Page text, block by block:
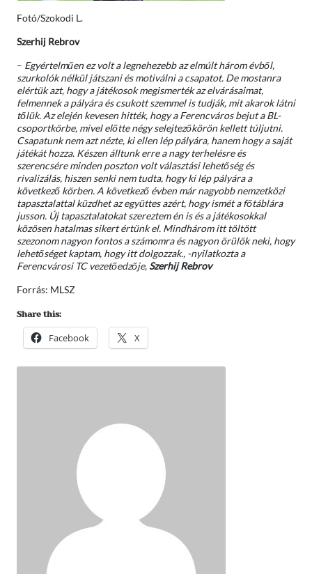
Fotó/Szokodi L.
Szerhij Rebrov
– Egyértelműen ez volt a legnehezebb az elmúlt három évből,
szurkolók nélkül játszani és motiválni a csapatot. De mostanra
elértük azt, hogy a játékosok megismerték az elvárásaimat,
felmennek a pályára és csukott szemmel is tudják, mit akarok látni
tőlük. Az elején kevesen hitték, hogy a Ferencváros bejut a BL-
csoportkörbe, mivel előtte négy selejtezőkörön kellett túljutni.
Csapatunk nem azt nézte, ki ellen lép pályára, hanem hogy a saját
játékát hozza. Készen álltunk erre a nagy terhelésre és
szerencsére minden poszton volt választási lehetőség és
rivalizálás, hiszen senki nem tudta, hogy ki lép pályára a
következő körben. A következő évben már nagyobb nemzetközi
tapasztalattal küzdhet az együttes azért, hogy ismét a főtáblára
jusson. Új tapasztalatokat szereztem én is és a játékosokkal
közösen hatalmas sikert értünk el. Mindhárom itt töltött
szezonom nagyon fontos a számomra és nagyon örülök neki, hogy
lehetőséget kaptam, hogy itt dolgozzak., -nyilatkozta a
Ferencvárosi TC vezetőedzője,Szerhij Rebrov
Forrás: MLSZ
Share this:
Facebook X